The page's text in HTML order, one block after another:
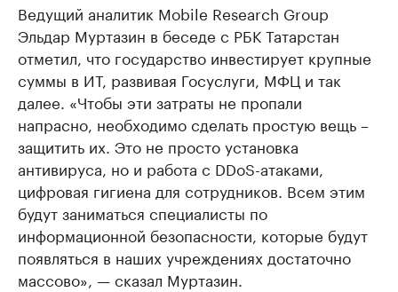
Ведущий аналитик Mobile Research Group
Эльдар Муртазин в беседе с РБК Татарстан
отметил, что государство инвестирует крупные
суммы в ИТ, развивая Госуслуги, МФЦ и так
далее. «Чтобы эти затраты не пропали
напрасно, необходимо сделать простую вещь –
защитить их. Это не просто установка
антивируса, но и работа с DDoS-атаками,
цифровая гигиена для сотрудников. Всем этим
будут заниматься специалисты по
информационной безопасности, которые будут
появляться в наших учреждениях достаточно
массово», — сказал Муртазин.